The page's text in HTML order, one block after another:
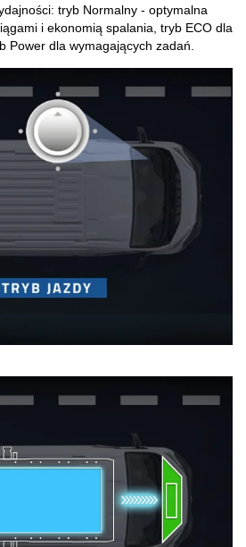
tryb Normalny - optymalna
i ekonomią spalania, tryb ECO dla
Power dla wymagających zadań.